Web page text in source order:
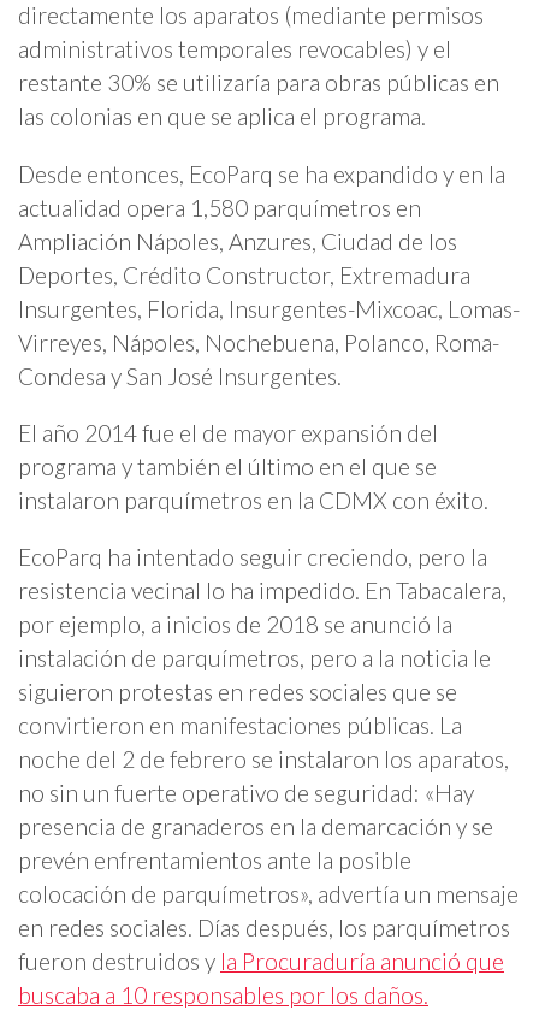
directamente los aparatos (mediante permisos
administrativos temporales revocables) y el
restante 30% se utilizaría para obras públicas en
las colonias en que se aplica el programa.
Desde entonces, EcoParq se ha expandido y en la
actualidad opera 1,580 parquímetros en
Ampliación Nápoles, Anzures, Ciudad de los
Deportes, Crédito Constructor, Extremadura
Insurgentes, Florida, Insurgentes-Mixcoac, Lomas-
Virreyes, Nápoles, Nochebuena, Polanco, Roma-
Condesa y San José Insurgentes.
El año 2014 fue el de mayor expansión del
programa y también el último en el que se
instalaron parquímetros en la CDMX con éxito.
EcoParq ha intentado seguir creciendo, pero la
resistencia vecinal lo ha impedido. En Tabacalera,
por ejemplo, a inicios de 2018 se anunció la
instalación de parquímetros, pero a la noticia le
siguieron protestas en redes sociales que se
convirtieron en manifestaciones públicas. La
noche del 2 de febrero se instalaron los aparatos,
no sin un fuerte operativo de seguridad: «Hay
presencia de granaderos en la demarcación y se
prevén enfrentamientos ante la posible
colocación de parquímetros», advertía un mensaje
en redes sociales. Días después, los parquímetros
fueron destruidos y la Procuraduría anunció que
buscaba a 10 responsables por los daños.